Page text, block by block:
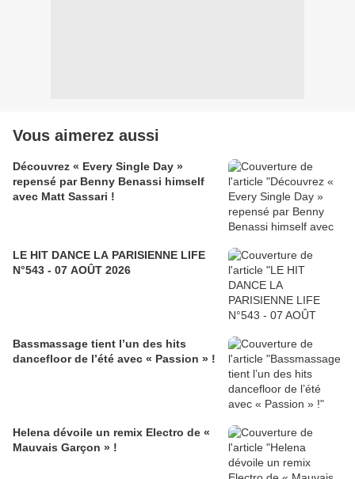
Vous aimerez aussi
Découvrez « Every Single Day »
repensé par Benny Benassi himself
avec Matt Sassari !
LE HIT DANCE LA PARISIENNE LIFE
N°543 - 07 AOÛT 2026
Bassmassage tient l’un des hits
dancefloor de l’été avec « Passion » !
Helena dévoile un remix Electro de «
Mauvais Garçon » !